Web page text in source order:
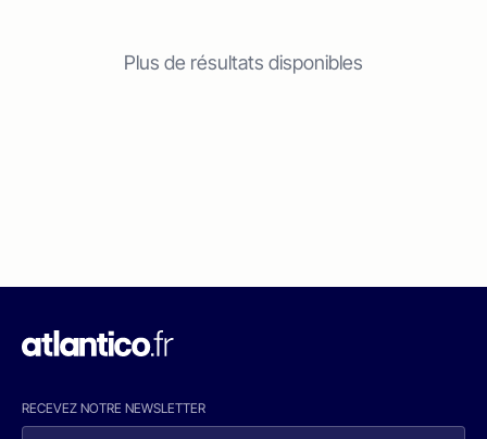
Plus de résultats disponibles
RECEVEZ NOTRE NEWSLETTER